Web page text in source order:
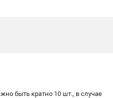
быть кратно 10 шт., в случае